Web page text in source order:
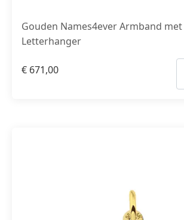
Gouden Names4ever Armband
Letterhanger
€ 671,00